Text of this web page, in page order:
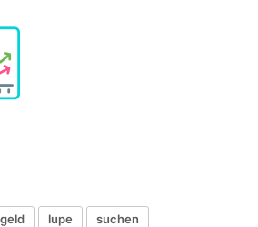
geld lupe suchen